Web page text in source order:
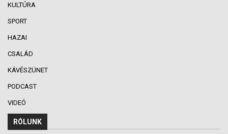
KULTÚRA
SPORT
HAZAI
CSALÁD
KÁVÉSZÜNET
PODCAST
VIDEÓ
RÓLUNK